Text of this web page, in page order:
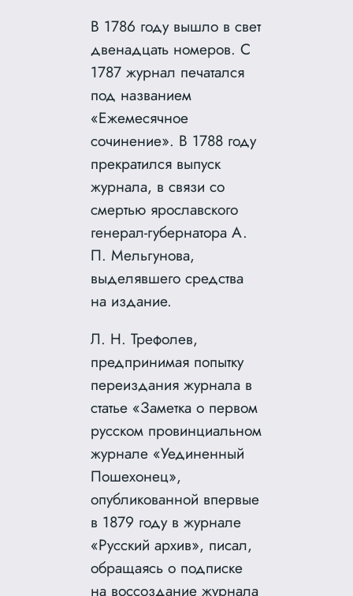
В 1786 году вышло в свет
двенадцать номеров. С
1787 журнал печатался
под названием
«Ежемесячное
сочинение». В 1788 году
прекратился выпуск
журнала, в связи со
смертью ярославского
генерал-губернатора А.
П. Мельгунова,
выделявшего средства
на издание.
Л. Н. Трефолев,
предпринимая попытку
переиздания журнала в
статье «Заметка о первом
русском провинциальном
журнале «Уединенный
Пошехонец»,
опубликованной впервые
в 1879 году в журнале
«Русский архив», писал,
обращаясь о подписке
на воссоздание журнала